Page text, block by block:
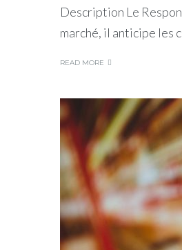
Description Le
marché, il anticipe les
READ MORE